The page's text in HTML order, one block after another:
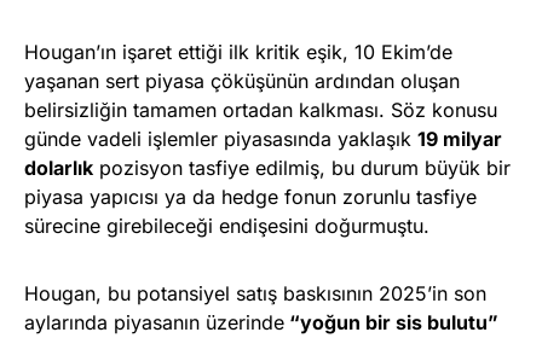
Hougan’ın işaret ettiği ilk kritik eşik, 10 Ekim’de
yaşanan sert piyasa çöküşünün ardından oluşan
belirsizliğin tamamen ortadan kalkması. Söz konusu
günde vadeli işlemler piyasasında yaklaşık 19 milyar
dolarlık pozisyon tasfiye edilmiş, bu durum büyük bir
piyasa yapıcısı ya da hedge fonun zorunlu tasfiye
sürecine girebileceği endişesini doğurmuştu.
Hougan, bu potansiyel satış baskısının 2025’in son
aylarında piyasanın üzerinde “yoğun bir sis bulutu”